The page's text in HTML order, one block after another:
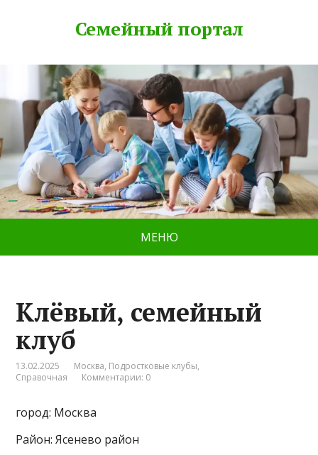
Семейный портал
МЕНЮ
Клëвый, семейный
клуб
13.02.2025 Москва, Подростковые клубы,
Справочная
Комментарии: 0
город: Москва
Район: Ясенево район